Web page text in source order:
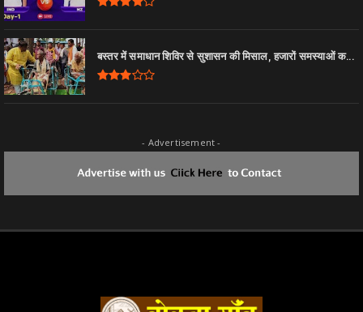
बस्तर में समाधान शिविर से सुशासन की मिसाल, हजारों समस्याओं क...
- Advertisement -